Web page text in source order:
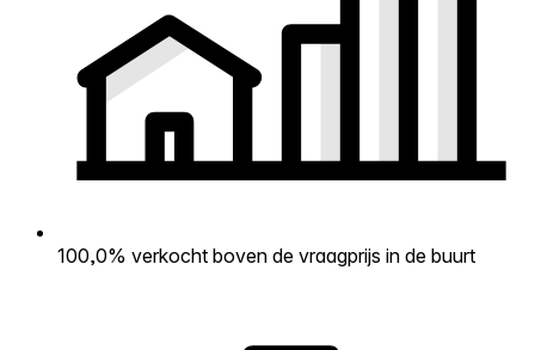
100,0% verkocht boven de vraagprijs in de buurt